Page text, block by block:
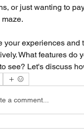
or just wanting to
your experiences and
What features do
see? Let's discuss
a comment...